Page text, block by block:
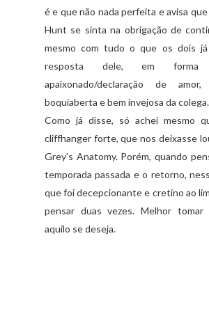
é e que não nada perfeita e avisa
Hunt se sinta na obrigação de
mesmo com tudo o que os dois já
resposta dele, em
apaixonado/declaração de
boquiaberta e bem invejosa da colega.
Como já disse, só achei mesmo
cliffhanger forte, que nos deixasse
Grey's Anatomy. Porém, quando
temporada passada e o retorno,
que foi decepcionante e cretino ao
pensar duas vezes. Melhor tomar
aquilo se deseja.